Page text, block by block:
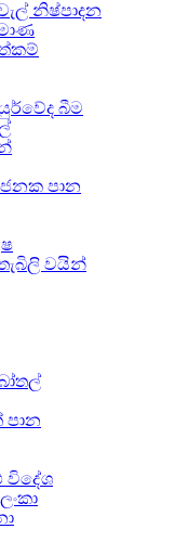
නිෂ්පාදන
බීම
පාන
තැබිලි වයින්
පාන
විදේශ